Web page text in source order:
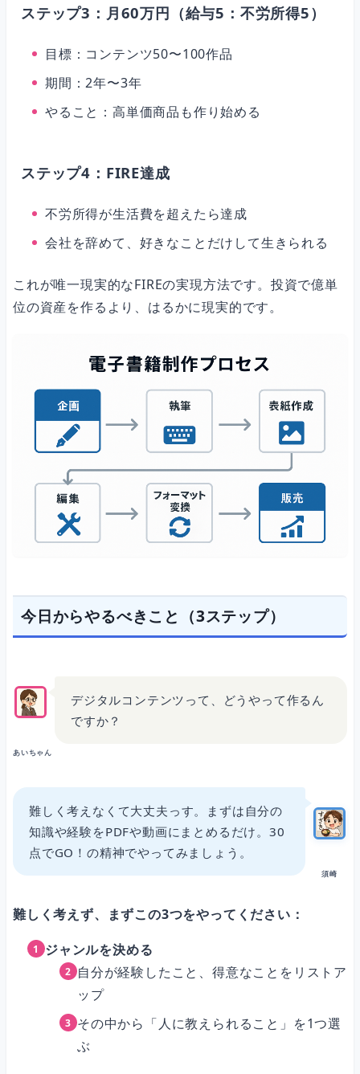
ステップ3：月60万円（給与5：不労所得5）
目標：コンテンツ50〜100作品
期間：2年〜3年
やること：高単価商品も作り始める
ステップ4：FIRE達成
不労所得が生活費を超えたら達成
会社を辞めて、好きなことだけして生きられる
これが唯一現実的なFIREの実現方法です。投資で億単
位の資産を作るより、はるかに現実的です。
今日からやるべきこと（3ステップ）
あいちゃん
デジタルコンテンツって、どうやって作るん
ですか？
須崎
難しく考えなくて大丈夫っす。まずは自分の
知識や経験をPDFや動画にまとめるだけ。30
点でGO！の精神でやってみましょう。
難しく考えず、まずこの3つをやってください：
ジャンルを決める
自分が経験したこと、得意なことをリストア
ップ
その中から「人に教えられること」を1つ選
ぶ